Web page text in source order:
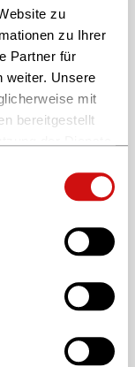
zu
zu Ihrer
Partner für
weiter. Unsere
mit
bereitgestellt
GmbH
Verlags-